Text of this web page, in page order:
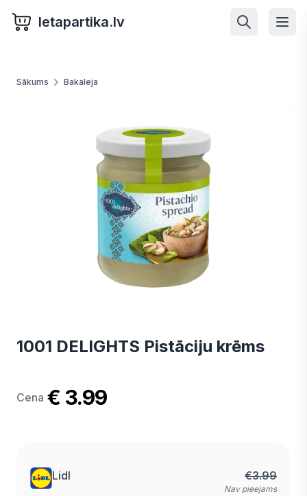
letapartika.lv
Sākums Bakaleja
1001 DELIGHTS Pistāciju krēms
Cena € 3.99
Lidl €3.99
Nav pieejams